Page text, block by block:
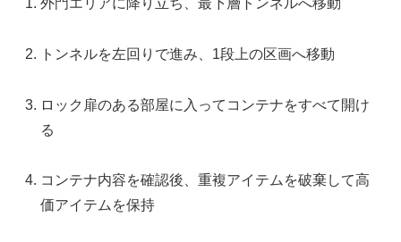
外門エリアに降り立ち、最下層トンネルへ移動
トンネルを左回りで進み、1段上の区画へ移動
ロック扉のある部屋に入ってコンテナをすべて開け
る
コンテナ内容を確認後、重複アイテムを破棄して高
価アイテムを保持